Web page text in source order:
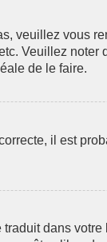
veuillez vous
Veuillez
de le faire.
il est
dans